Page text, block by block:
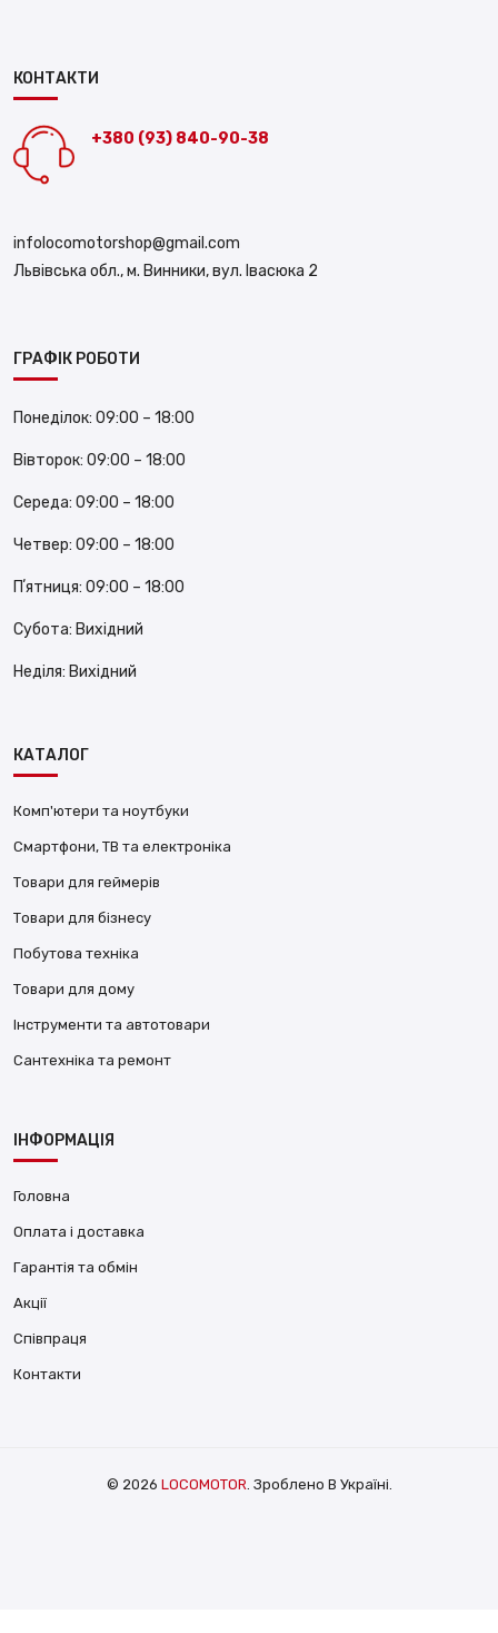
ІНФОРМАЦІЯ
Головна
Оплата і доставка
Гарантія та обмін
Акції
Співпраця
Контакти
КАТАЛОГ
Комп'ютери та ноутбуки
Смартфони, ТВ та електроніка
Товари для геймерів
Товари для бізнесу
Побутова техніка
Товари для дому
Інструменти та автотовари
Сантехніка та ремонт
ГРАФІК РОБОТИ
Понеділок: 09:00 – 18:00
Вівторок: 09:00 – 18:00
Середа: 09:00 – 18:00
Четвер: 09:00 – 18:00
Пʼятниця: 09:00 – 18:00
Субота: Вихідний
Неділя: Вихідний
КОНТАКТИ
+380 (93) 840-90-38
infolocomotorshop@gmail.com
Львівська обл., м. Винники, вул. Івасюка 2
© 2026 LOCOMOTOR. Зроблено В Україні.